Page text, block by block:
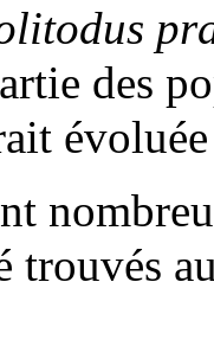
des
trouvés